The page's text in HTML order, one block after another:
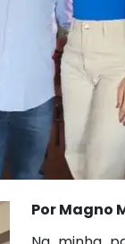
Por Magno